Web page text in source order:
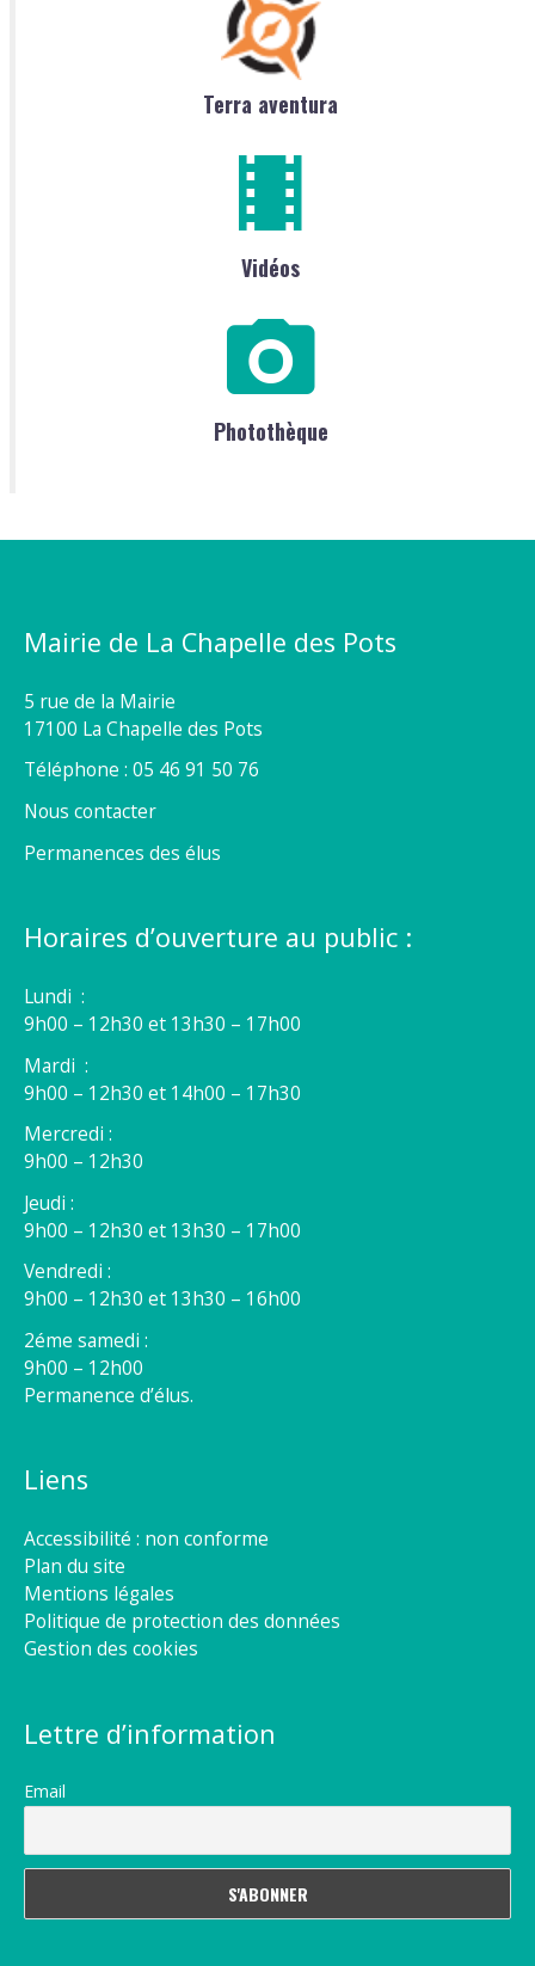
Terra aventura
Vidéos
Photothèque
Mairie de La Chapelle des Pots
5 rue de la Mairie
17100 La Chapelle des Pots
Téléphone : 05 46 91 50 76
Nous contacter
Permanences des élus
Horaires d’ouverture au public :
Lundi :
9h00 – 12h30 et 13h30 – 17h00
Mardi :
9h00 – 12h30 et 14h00 – 17h30
Mercredi :
9h00 – 12h30
Jeudi :
9h00 – 12h30 et 13h30 – 17h00
Vendredi :
9h00 – 12h30 et 13h30 – 16h00
2éme samedi :
9h00 – 12h00
Permanence d’élus.
Liens
Accessibilité : non conforme
Plan du site
Mentions légales
Politique de protection des données
Gestion des cookies
Lettre d’information
Email